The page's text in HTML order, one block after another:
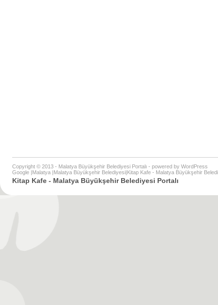
Copyright © 2013 - Malatya Büyükşehir Belediyesi Portalı - powered by WordPress
Google |Malatya |Malatya Büyükşehir Belediyesi|Kitap Kafe - Malatya Büyükşehir
Kitap Kafe - Malatya Büyükşehir Belediyesi Portalı